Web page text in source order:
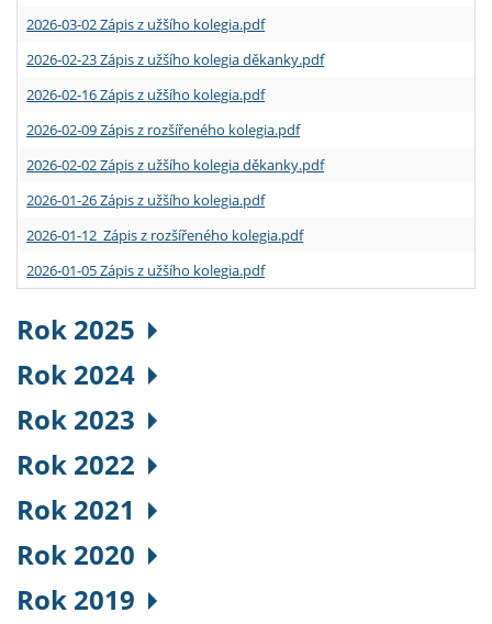
2026-03-02 Zápis z užšího kolegia.pdf
2026-02-23 Zápis z užšího kolegia děkanky.pdf
2026-02-16 Zápis z užšího kolegia.pdf
2026-02-09 Zápis z rozšířeného kolegia.pdf
2026-02-02 Zápis z užšího kolegia děkanky.pdf
2026-01-26 Zápis z užšího kolegia.pdf
2026-01-12 Zápis z rozšířeného kolegia.pdf
2026-01-05 Zápis z užšího kolegia.pdf
Rok 2025
Rok 2024
Rok 2023
Rok 2022
Rok 2021
Rok 2020
Rok 2019